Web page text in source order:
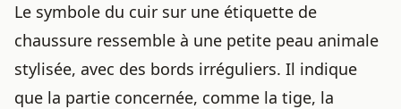
Le symbole du cuir sur une étiquette de
chaussure ressemble à une petite peau animale
stylisée, avec des bords irréguliers. Il indique
que la partie concernée, comme la tige, la